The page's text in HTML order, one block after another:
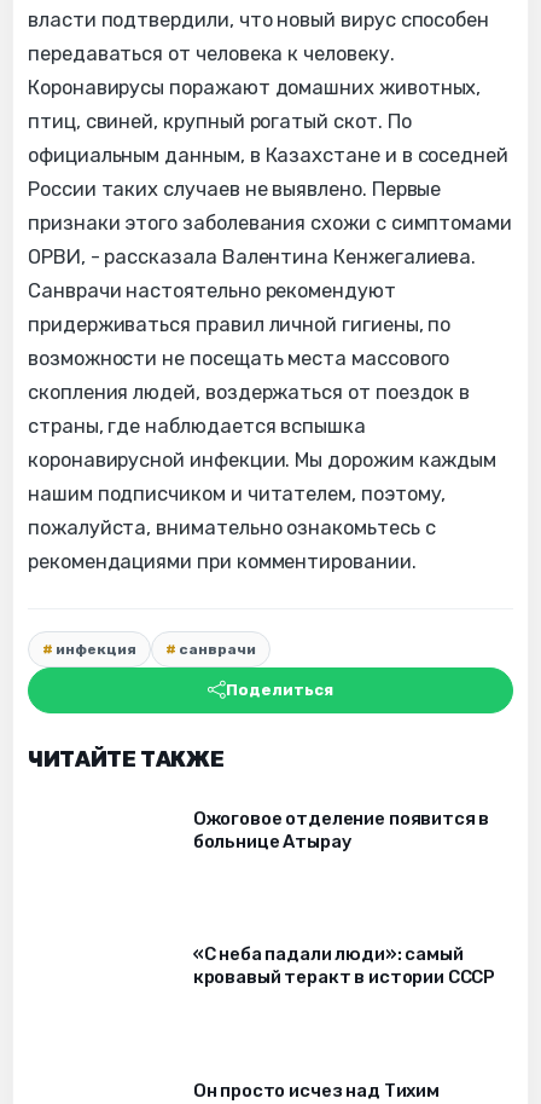
власти подтвердили, что новый вирус способен
передаваться от человека к человеку.
Коронавирусы поражают домашних животных,
птиц, свиней, крупный рогатый скот. По
официальным данным, в Казахстане и в соседней
России таких случаев не выявлено. Первые
признаки этого заболевания схожи с симптомами
ОРВИ, - рассказала Валентина Кенжегалиева.
Санврачи настоятельно рекомендуют
придерживаться правил личной гигиены, по
возможности не посещать места массового
скопления людей, воздержаться от поездок в
страны, где наблюдается вспышка
коронавирусной инфекции. Мы дорожим каждым
нашим подписчиком и читателем, поэтому,
пожалуйста, внимательно ознакомьтесь с
рекомендациями при комментировании.
инфекция санврачи
Поделиться
ЧИТАЙТЕ ТАКЖЕ
Ожоговое отделение появится в
больнице Атырау
«С неба падали люди»: самый
кровавый теракт в истории СССР
Он просто исчез над Тихим